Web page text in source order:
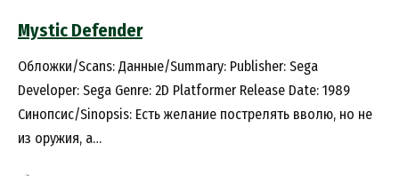
Mystic Defender
Обложки/Scans: Данные/Summary: Publisher: Sega
Developer: Sega Genre: 2D Platformer Release Date: 1989
Синопсис/Sinopsis: Есть желание пострелять вволю, но не
из оружия, а…